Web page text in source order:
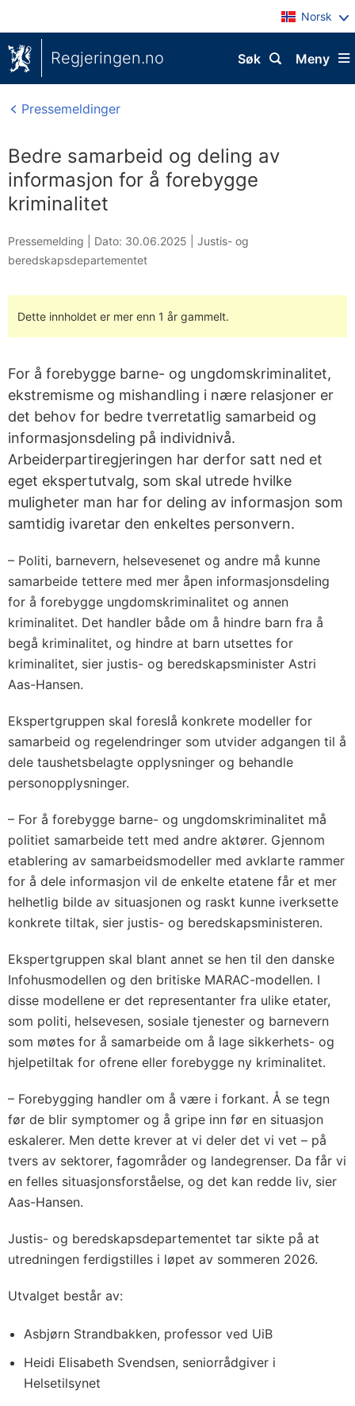
Norsk
Regjeringen.no Meny
Søk
Pressemeldinger
Bedre samarbeid og deling av
informasjon for å forebygge
kriminalitet
Pressemelding | Dato: 30.06.2025
Justis- og
beredskapsdepartementet
Dette innholdet er mer enn 1 år gammelt.
For å forebygge barne- og ungdomskriminalitet,
ekstremisme og mishandling i nære relasjoner er
det behov for bedre tverretatlig samarbeid og
informasjonsdeling på individnivå.
Arbeiderpartiregjeringen har derfor satt ned et
eget ekspertutvalg, som skal utrede hvilke
muligheter man har for deling av informasjon som
samtidig ivaretar den enkeltes personvern.
– Politi, barnevern, helsevesenet og andre må kunne
samarbeide tettere med mer åpen informasjonsdeling
for å forebygge ungdomskriminalitet og annen
kriminalitet. Det handler både om å hindre barn fra å
begå kriminalitet, og hindre at barn utsettes for
kriminalitet, sier justis- og beredskapsminister Astri
Aas-Hansen.
Ekspertgruppen skal foreslå konkrete modeller for
samarbeid og regelendringer som utvider adgangen til å
dele taushetsbelagte opplysninger og behandle
personopplysninger.
– For å forebygge barne- og ungdomskriminalitet må
politiet samarbeide tett med andre aktører. Gjennom
etablering av samarbeidsmodeller med avklarte rammer
for å dele informasjon vil de enkelte etatene får et mer
helhetlig bilde av situasjonen og raskt kunne iverksette
konkrete tiltak, sier justis- og beredskapsministeren.
Ekspertgruppen skal blant annet se hen til den danske
Infohusmodellen og den britiske MARAC-modellen. I
disse modellene er det representanter fra ulike etater,
som politi, helsevesen, sosiale tjenester og barnevern
som møtes for å samarbeide om å lage sikkerhets- og
hjelpetiltak for ofrene eller forebygge ny kriminalitet.
– Forebygging handler om å være i forkant. Å se tegn
før de blir symptomer og å gripe inn før en situasjon
eskalerer. Men dette krever at vi deler det vi vet – på
tvers av sektorer, fagområder og landegrenser. Da får vi
en felles situasjonsforståelse, og det kan redde liv, sier
Aas-Hansen.
Justis- og beredskapsdepartementet tar sikte på at
utredningen ferdigstilles i løpet av sommeren 2026.
Utvalget består av:
Asbjørn Strandbakken, professor ved UiB
Heidi Elisabeth Svendsen, seniorrådgiver i
Helsetilsynet